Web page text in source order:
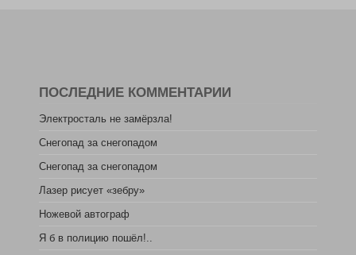
ПОСЛЕДНИЕ КОММЕНТАРИИ
Электросталь не замёрзла!
Снегопад за снегопадом
Снегопад за снегопадом
Лазер рисует «зебру»
Ножевой автограф
Я б в полицию пошёл!..